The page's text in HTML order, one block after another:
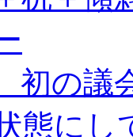
初の議
態に